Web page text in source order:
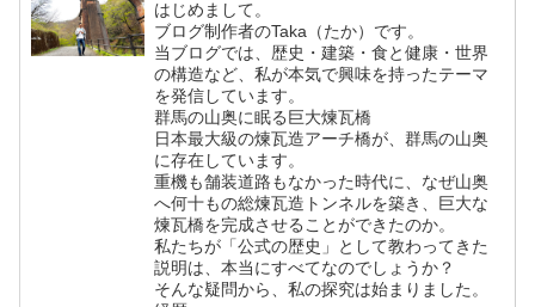
はじめまして。
ブログ制作者のTaka（たか）です。
当ブログでは、歴史・建築・食と健康・世界
の構造など、私が本気で興味を持ったテーマ
を発信しています。
群馬の山奥に眠る巨大煉瓦橋
日本最大級の煉瓦造アーチ橋が、群馬の山奥
に存在しています。
重機も舗装道路もなかった時代に、なぜ山奥
へ何十もの総煉瓦造トンネルを築き、巨大な
煉瓦橋を完成させることができたのか。
私たちが「公式の歴史」として教わってきた
説明は、本当にすべてなのでしょうか？
そんな疑問から、私の探究は始まりました。